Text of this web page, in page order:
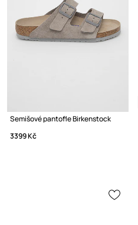
Semišové pantofle Birkenstock
3399 Kč